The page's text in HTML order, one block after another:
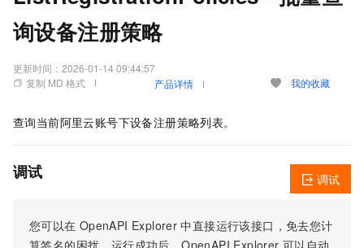
询设备注册策略
更新时间： 2026-01-14 09:44:57
复制 MD 格式
产品详情 我的收藏
查询当前阿里云账号下设备注册策略列表。
调试
您可以在 OpenAPI Explorer 中直接运行该接口，免去您计
调试